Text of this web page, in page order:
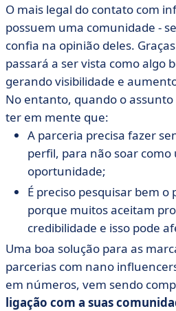
O mais legal do contato com
possuem uma comunidade -
confia na opinião deles.
passará a ser vista como algo
gerando visibilidade e
No entanto, quando o
ter em mente que:
A parceria precisa fazer
perfil, para não soar como
oportunidade;
É preciso pesquisar bem
porque muitos aceitam
credibilidade e isso pode
Uma boa solução para as
parcerias com nano
em números, vem sendo
ligação com a suas